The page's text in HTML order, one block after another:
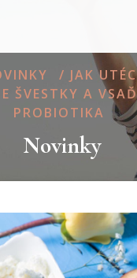
/ JAK
ŠVESTKY A
PROBIOTIKA
Novinky